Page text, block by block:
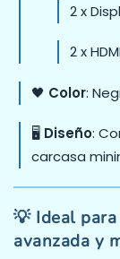
2 x
2 x
🖤 Color:
🖥️ Diseño:
carcasa
💡 Ideal
avanzada y